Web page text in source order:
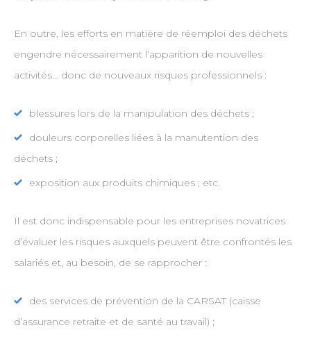
En outre, les efforts en matière de réemploi des déchets
engendre nécessairement l’apparition de nouvelles
activités… donc de nouveaux risques professionnels :
blessures lors de la manipulation des déchets ;
douleurs corporelles liées à la manutention des
déchets ;
exposition aux produits chimiques ; etc.
Il est donc indispensable pour les entreprises novatrices
d’évaluer les risques auxquels peuvent être confrontés les
salariés et, au besoin, de se rapprocher :
des services de prévention de la CARSAT (caisse
d’assurance retraite et de santé au travail) ;